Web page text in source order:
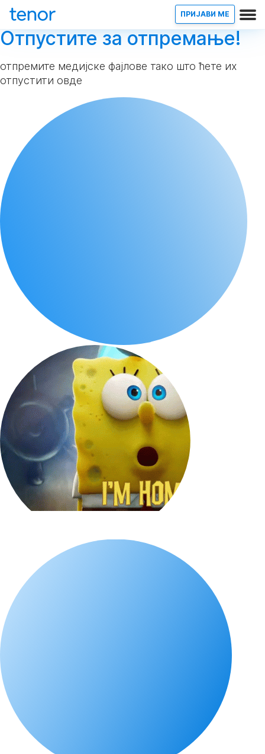
ПРИЈАВИ МЕ
Отпустите за отпремање!
отпремите медијске фајлове тако што ћете их
отпустити овде